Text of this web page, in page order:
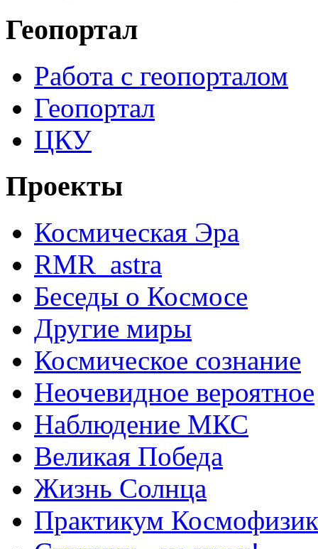
Геопортал
Работа с геопорталом
Геопортал
ЦКУ
Проекты
Космическая Эра
RMR_astra
Беседы о Космосе
Другие миры
Космическое сознание
Неочевидное вероятное
Наблюдение МКС
Великая Победа
Жизнь Солнца
Практикум